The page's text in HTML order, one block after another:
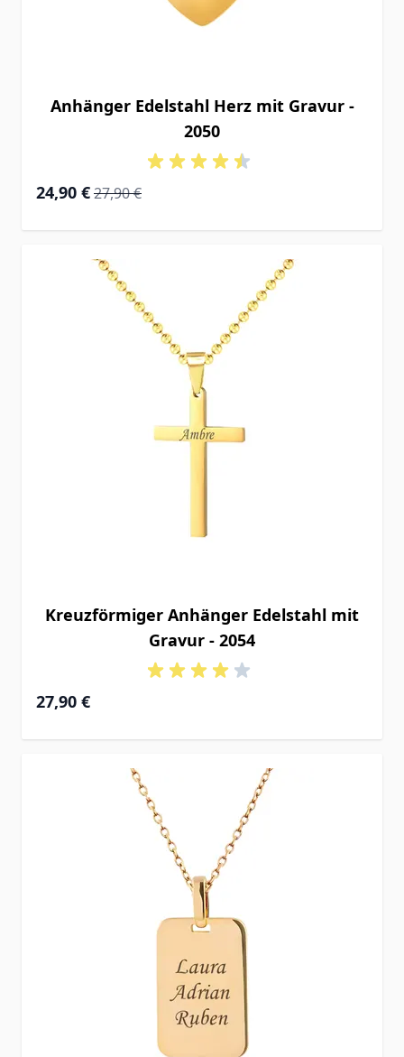
Anhänger Edelstahl Herz mit Gravur -
2050
Special Price
24,90 € Regular Price
27,90 €
Kreuzförmiger Anhänger Edelstahl mit
Gravur - 2054
27,90 €